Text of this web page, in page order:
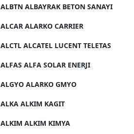
ALBTN ALBAYRAK BETON SANAYI
ALCAR ALARKO CARRIER
ALCTL ALCATEL LUCENT TELETAS
ALFAS ALFA SOLAR ENERJI
ALGYO ALARKO GMYO
ALKA ALKIM KAGIT
ALKIM ALKIM KIMYA